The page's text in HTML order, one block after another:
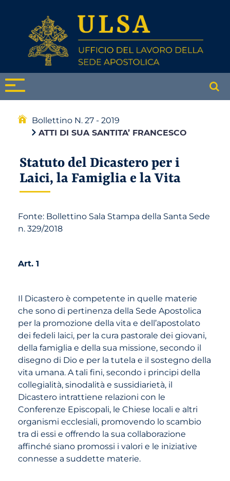
Bollettino N. 27 - 2019
ATTI DI SUA SANTITA’ FRANCESCO
Statuto del Dicastero per i
Laici, la Famiglia e la Vita
Fonte: Bollettino Sala Stampa della Santa Sede
n. 329/2018
Art. 1
Il Dicastero è competente in quelle materie
che sono di pertinenza della Sede Apostolica
per la promozione della vita e dell’apostolato
dei fedeli laici, per la cura pastorale dei giovani,
della famiglia e della sua missione, secondo il
disegno di Dio e per la tutela e il sostegno della
vita umana. A tali fini, secondo i principi della
collegialità, sinodalità e sussidiarietà, il
Dicastero intrattiene relazioni con le
Conferenze Episcopali, le Chiese locali e altri
organismi ecclesiali, promovendo lo scambio
tra di essi e offrendo la sua collaborazione
affinché siano promossi i valori e le iniziative
connesse a suddette materie.